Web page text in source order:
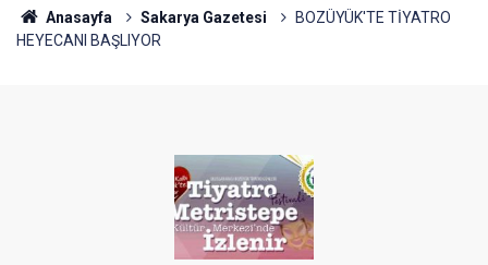
Anasayfa Sakarya Gazetesi
BOZÜYÜK'TE TİYATRO
HEYECANI BAŞLIYOR